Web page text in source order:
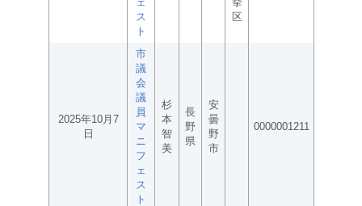
ス
ト
区
2025年10月7
日
市
議
会
議
員
マ
ニ
フ
ェ
ス
ト
杉
本
智
美
長
野
県
安
曇
野
市
0000001211